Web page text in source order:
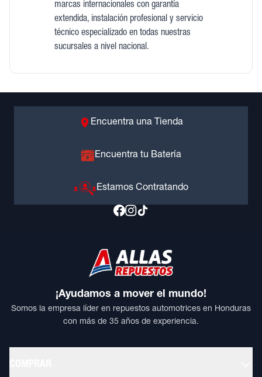
marcas internacionales con garantía
extendida, instalación profesional y servicio
técnico especializado en todas nuestras
sucursales a nivel nacional.
Encuentra una Tienda
Encuentra tu Batería
Estamos Contratando
¡Ayudamos a mover el mundo!
Somos la empresa líder en repuestos automotrices en Honduras
con más de 35 años de experiencia.